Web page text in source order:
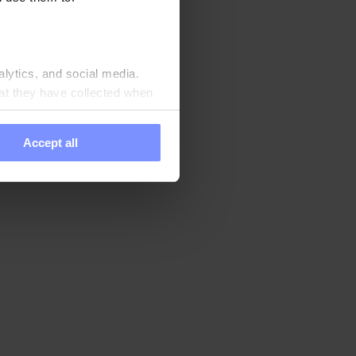
and social media.
they have collected when
Accept all
Qualität zu